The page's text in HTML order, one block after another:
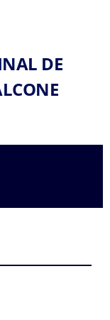
DE